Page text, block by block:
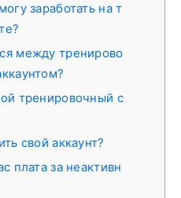
заработать на т
между тренирово
тренировочный с
свой аккаунт?
плата за неактивн